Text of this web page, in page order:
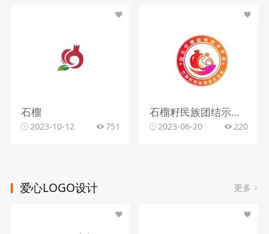
石榴
2023-10-12 751
石榴籽民族团结示范班
2023-06-20 220
爱心LOGO设计 更多